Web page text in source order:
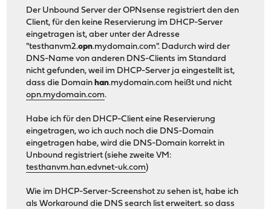
Der Unbound Server der OPNsense registriert den den
Client, für den keine Reservierung im DHCP-Server
eingetragen ist, aber unter der Adresse
"testhanvm2.opn.mydomain.com". Dadurch wird der
DNS-Name von anderen DNS-Clients im Standard
nicht gefunden, weil im DHCP-Server ja eingestellt ist,
dass die Domain han.mydomain.com heißt und nicht
opn.mydomain.com.
Habe ich für den DHCP-Client eine Reservierung
eingetragen, wo ich auch noch die DNS-Domain
eingetragen habe, wird die DNS-Domain korrekt in
Unbound registriert (siehe zweite VM:
testhanvm.han.edvnet-uk.com)
Wie im DHCP-Server-Screenshot zu sehen ist, habe ich
als Workaround die DNS search list erweitert. so dass